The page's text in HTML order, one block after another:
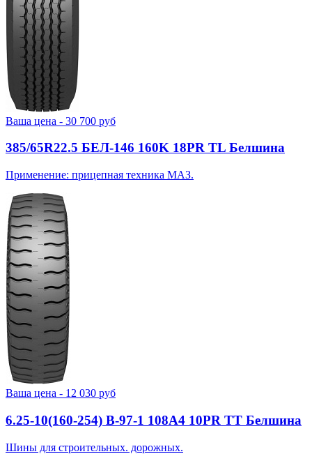
Ваша цена - 30 700 руб
385/65R22.5 БЕЛ-146 160K 18PR TL Белшина
Применение: прицепная техника МАЗ.
Ваша цена - 12 030 руб
6.25-10(160-254) В-97-1 108A4 10PR TT Белшина
Шины для строительных. дорожных.